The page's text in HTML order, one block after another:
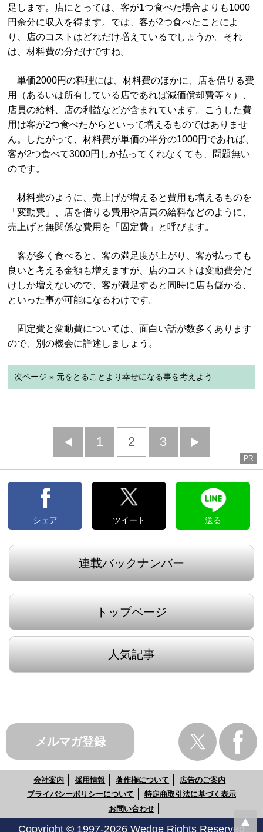
足します。店にとっては、客が1つ食べた場合よりも1000
円余分に収入を得ます。では、客が2つ食べたことによ
り、店のコストはどれだけ増えているでしょうか。それ
は、材料費の分だけですね。
単価2000円の料理には、材料費のほかに、店を借りる費
用（あるいは所有している店であれば減価償却費等々）、
店員の給料、店の利益などが含まれています。こうした費
用は客が2つ食べたからといって増えるものではありませ
ん。したがって、材料費が単価の半分の1000円であれば、
客が2つ食べて3000円しか払ってくれなくても、問題無い
のです。
材料費のように、売上げが増えると費用も増えるものを
「変動費」、店を借りる費用や店員の給料などのように、
売上げと無関係な費用を「固定費」と呼びます。
客が多く食べると、客の満足度が上がり、客が払っても
良いと考える金額も増えますが、店のコストは変動費分だ
けしか増えないので、客が満足すると同時に店も儲かる、
といった事が可能になるわけです。
固定費と変動費については、面白い話が数多くあります
ので、別の機会に詳述しましょう。
次ページ » 元をとることより幸せになる事を考えよう
前
へ
1 2 3
へ
PR
シェア ツイート 送る
連載バックナンバー
トップページ
人気記事
メルマガ登録
会社案内 採用情報 著作権について
広告のご案内
プライバシーポリシーについて
特定商取引法に基づく表示
お問い合わせ
Copyright © 1997-2026 Wedge Rights Reserved